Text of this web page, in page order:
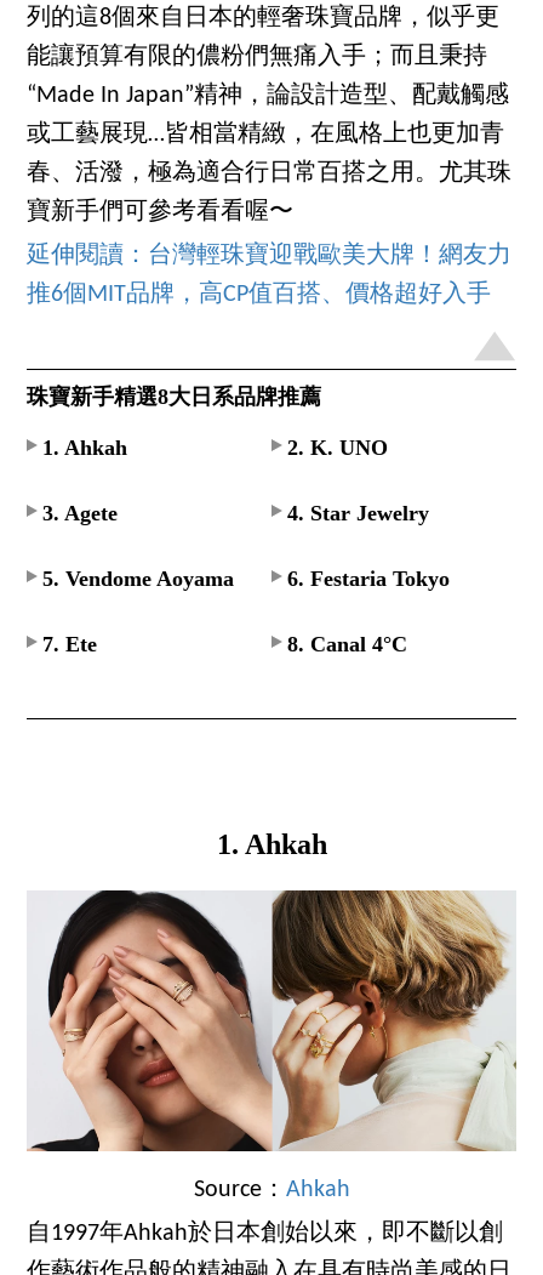
列的這8個來自日本的輕奢珠寶品牌，似乎更
能讓預算有限的儂粉們無痛入手；而且秉持
“Made In Japan”精神，論設計造型、配戴觸感
或工藝展現…皆相當精緻，在風格上也更加青
春、活潑，極為適合行日常百搭之用。尤其珠
寶新手們可參考看看喔〜
延伸閱讀：台灣輕珠寶迎戰歐美大牌！網友力
推6個MIT品牌，高CP值百搭、價格超好入手
珠寶新手精選8大日系品牌推薦
1. Ahkah 2. K. UNO
3. Agete 4. Star Jewelry
5. Vendome Aoyama 6. Festaria Tokyo
7. Ete 8. Canal 4°C
1. Ahkah
Source： Ahkah
自1997年Ahkah於日本創始以來，即不斷以創